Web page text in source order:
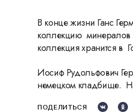
В конце жизни Ганс
коллекцию минералов
коллекция хранится в
Иосиф Рудольфович
немецком кладбище. На
ПОДЕЛИТЬСЯ